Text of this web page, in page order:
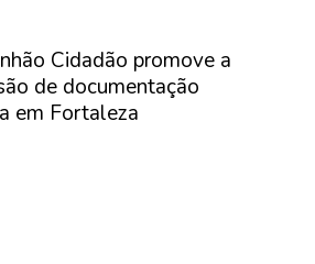
Cidadão promove a
de documentação
em Fortaleza